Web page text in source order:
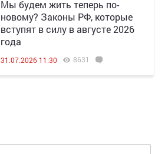
Мы будем жить теперь по-
новому? Законы РФ, которые
вступят в силу в августе 2026
года
31.07.2026 11:30 8631